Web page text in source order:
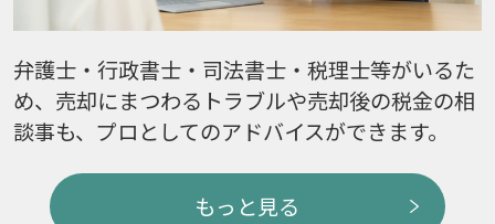
弁護士・行政書士・司法書士・税理士等がいるた
め、売却にまつわるトラブルや売却後の税金の相
談事も、プロとしてのアドバイスができます。
もっと見る